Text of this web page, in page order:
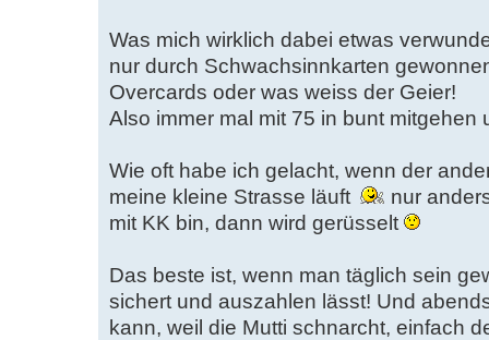
Was mich wirklich dabei etwas
nur durch Schwachsinnkarten
Overcards oder was weiss der Geier!
Also immer mal mit 75 in bunt mitgehen
Wie oft habe ich gelacht, wenn der
meine kleine Strasse läuft
nur
mit KK bin, dann wird gerüsselt
Das beste ist, wenn man täglich sein
sichert und auszahlen lässt! Und
kann, weil die Mutti schnarcht, einfach